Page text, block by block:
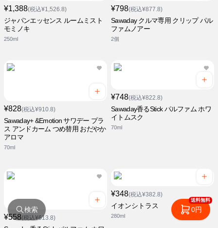
¥1,388(税込¥1,526.8)
ジャパンエッセンス ルームミスト
モミノキ
250ml
¥798(税込¥877.8)
Sawaday クルマ専用 クリップ パル
ファムノアー
2個
¥828(税込¥910.8)
Sawaday+ &Emotion サワデー プラ
ス アンドカーム つめ替用 おだやか
アロマ
70ml
¥748(税込¥822.8)
Sawaday香るStick パルファム ホワ
イトムスク
70ml
¥558(税込¥613.8)
¥348(税込¥382.8)
イオンシトラス
280ml
検索
送料無料
0円